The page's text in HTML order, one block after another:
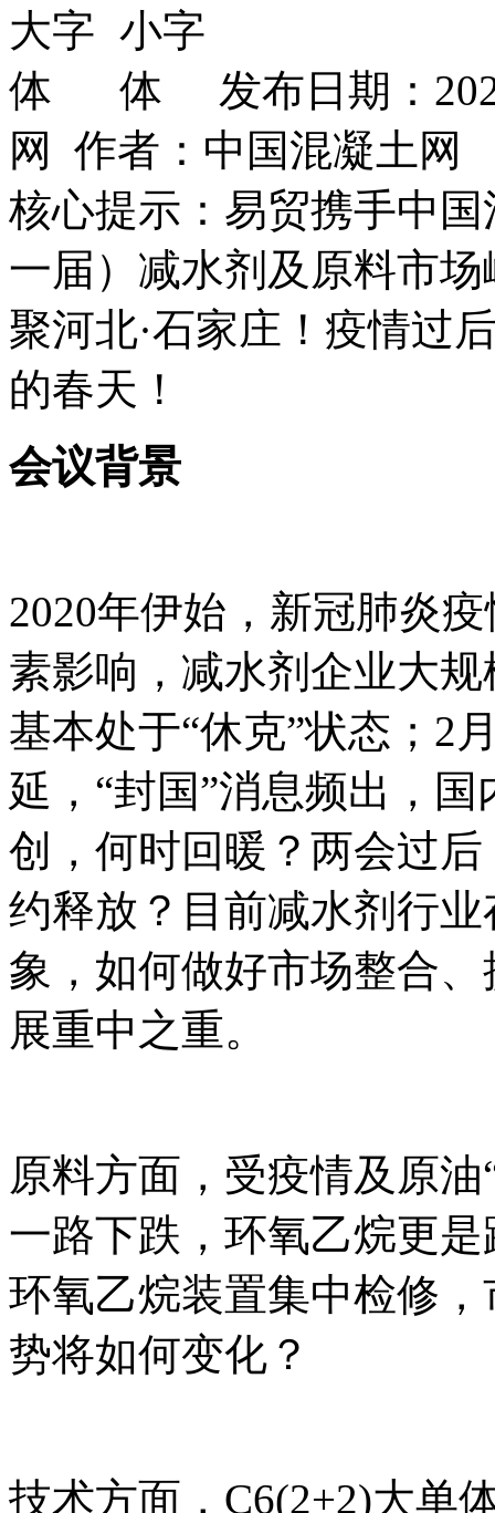
发布日期：
网 作者：中国混凝土网
核心提示：易贸携手中
一届）减水剂及原料市
聚河北·石家庄！疫情过
的春天！
会议背景
2020年伊始，新冠肺炎
素影响，减水剂企业大
基本处于“休克”状态；2
延，“封国”消息频出，
创，何时回暖？两会过
约释放？目前减水剂行
象，如何做好市场整合
展重中之重。
原料方面，受疫情及原
一路下跌，环氧乙烷更
环氧乙烷装置集中检修
势将如何变化？
技术方面，C6(2+2)大单